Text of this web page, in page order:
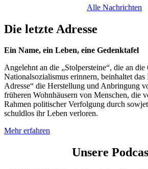
Alle Nachrichten
Die letzte Adresse
Ein Name, ein Leben, eine Gedenktafel
Angelehnt an die „Stolpersteine“, die an die
Nationalsozialismus erinnern, beinhaltet
Adresse“ die Herstellung und Anbringung
früheren Wohnhäusern von Menschen, die
Rahmen politischer Verfolgung durch
schuldlos ihr Leben verloren.
Mehr erfahren
Unsere